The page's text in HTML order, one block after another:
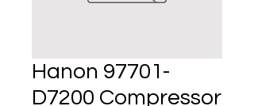
Hanon 97701-
D7200 Compressor